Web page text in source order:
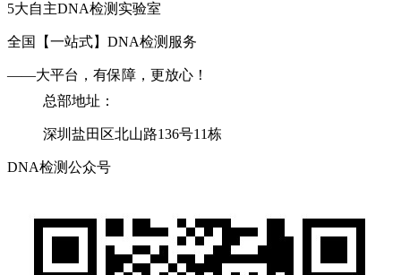
5大自主DNA检测实验室
全国【一站式】DNA检测服务
——大平台，有保障，更放心！
总部地址：
深圳盐田区北山路136号11栋
DNA检测公众号